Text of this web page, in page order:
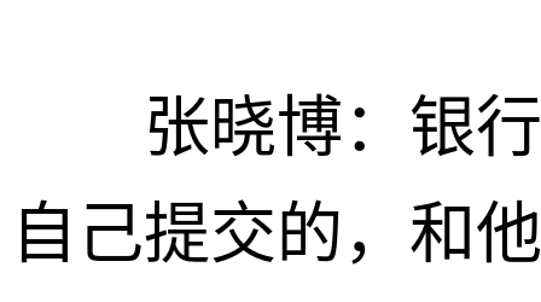
张晓博：银行
自己提交的，和